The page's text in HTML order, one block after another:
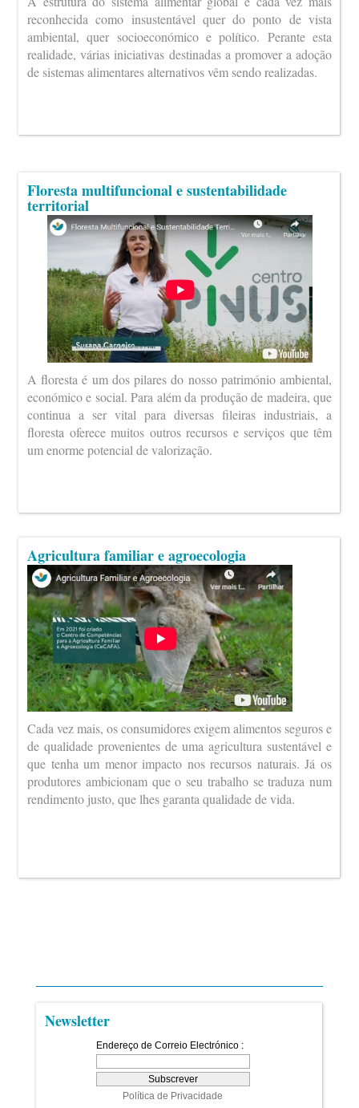
reconhecida como insustentável quer do ponto de vista
ambiental, quer socioeconómico e político. Perante esta
realidade, várias iniciativas destinadas a promover a adoção
de sistemas alimentares alternativos vêm sendo realizadas.
Floresta multifuncional e sustentabilidade
territorial
A floresta é um dos pilares do nosso património ambiental,
económico e social. Para além da produção de madeira, que
continua a ser vital para diversas fileiras industriais, a
floresta oferece muitos outros recursos e serviços que têm
um enorme potencial de valorização.
Agricultura familiar e agroecologia
Cada vez mais, os consumidores exigem alimentos seguros e
de qualidade provenientes de uma agricultura sustentável e
que tenha um menor impacto nos recursos naturais. Já os
produtores ambicionam que o seu trabalho se traduza num
rendimento justo, que lhes garanta qualidade de vida.
Newsletter